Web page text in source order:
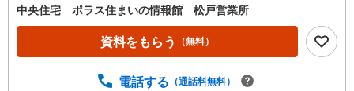
中央住宅 ポラス住まいの情報館 松戸営業所
資料をもらう （無料）
電話する （通話料無料）